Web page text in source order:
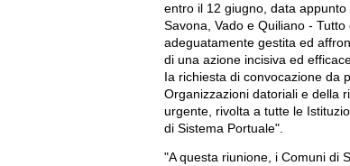
entro il 12 giugno, data
Savona, Vado e Quiliano -
adeguatamente gestita ed
di una azione incisiva ed
Ia richiesta di convocazione da
Organizzazioni datoriali e della
urgente, rivolta a tutte le
di Sistema Portuale".
"A questa riunione, i Comuni di